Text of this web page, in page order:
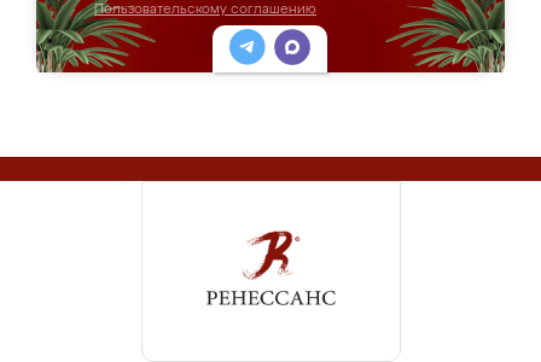
Пользовательскому соглашению